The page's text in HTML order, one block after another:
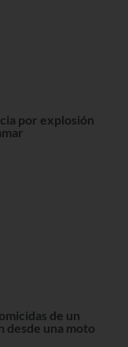
por explosión
de un
desde una moto